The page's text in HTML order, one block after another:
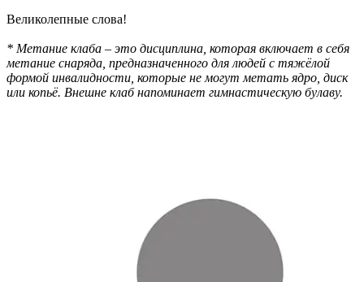
Великолепные слова!
* Метание клаба – это дисциплина, которая включает в себя
метание снаряда, предназначенного для людей с тяжёлой
формой инвалидности, которые не могут метать ядро, диск
или копьё. Внешне клаб напоминает гимнастическую булаву.